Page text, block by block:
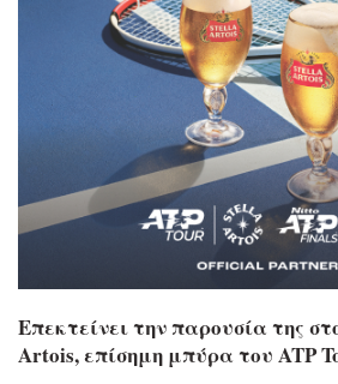
Επεκτείνει την παρουσία της
Artois, επίσημη μπύρα του ATP